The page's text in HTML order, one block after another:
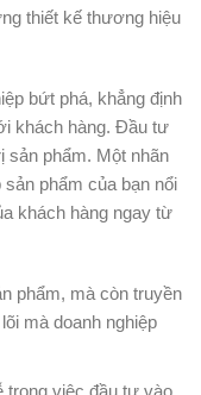
thiết kế thương hiệu
bứt phá, khẳng định
khách hàng. Đầu tư
sản phẩm. Một nhãn
phẩm của bạn nổi
khách hàng ngay từ
phẩm, mà còn truyền
mà doanh nghiệp
trong việc đầu tư vào